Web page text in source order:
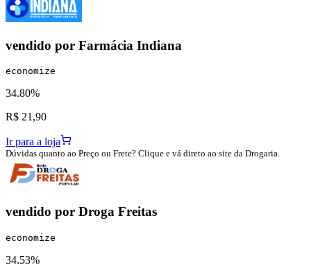
vendido por Farmácia Indiana
economize
34.80%
R$ 21,90
Ir para a loja
Dúvidas quanto ao Preço ou Frete? Clique e vá direto ao site da Drogaria.
vendido por Droga Freitas
economize
34.53%